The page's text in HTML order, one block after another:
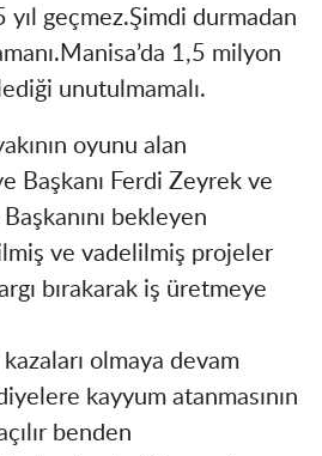
yıl geçmez.Şimdi durmadan
1,5 milyon
unutulmamalı.
oyunu alan
Başkanı Ferdi Zeyrek ve
bekleyen
ve vadelilmiş projeler
bırakarak iş üretmeye
olmaya devam
kayyum atanmasının
benden